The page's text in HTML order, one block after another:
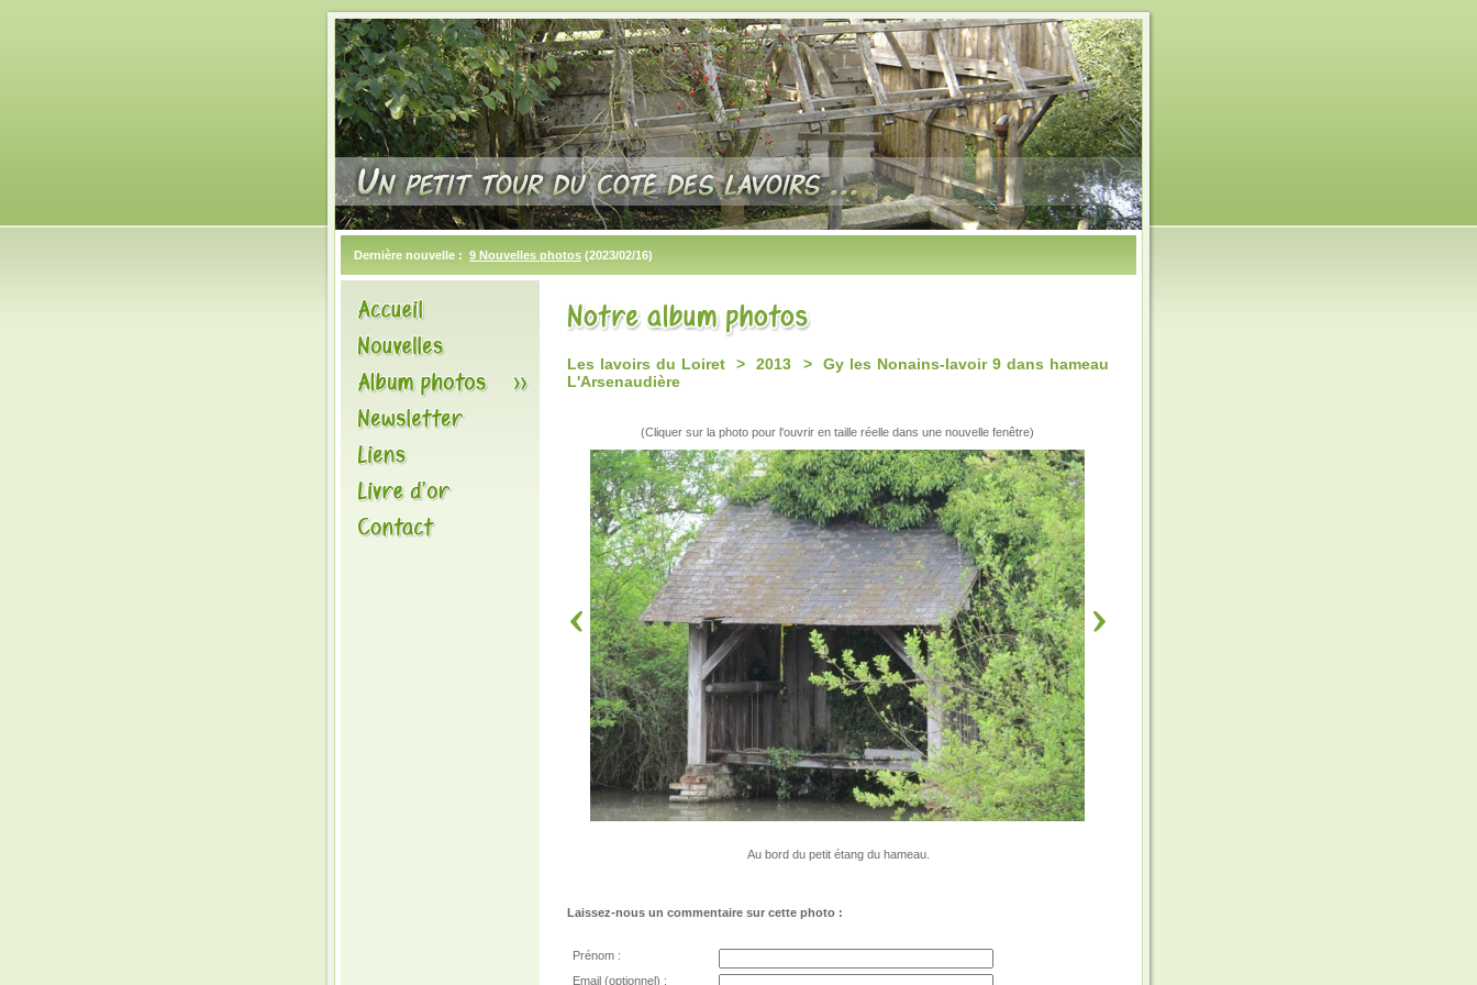
Dernière nouvelle : 9 Nouvelles photos (2023/02/16)
Les lavoirs du Loiret > 2013 > Gy les Nonains-lavoir 9 dans hameau
L'Arsenaudière
(Cliquer sur la photo pour l'ouvrir en taille réelle dans une nouvelle fenêtre)
Au bord du petit étang du hameau.
Laissez-nous un commentaire sur cette photo :
Prénom :
Email (optionnel) :